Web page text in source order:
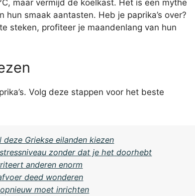
maar vermijd de koelkast. Het is een mythe
smaak aantasten. Heb je paprika’s over?
steken, profiteer je maandenlang van hun
Volg deze stappen voor het beste
Griekse eilanden kiezen
zonder dat je het doorhebt
anderen enorm
deed wonderen
moet inrichten